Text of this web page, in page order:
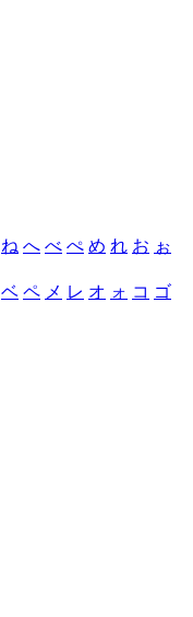
ね へ べ ぺ め れ お ぉ
ベ ペ メ レ オ ォ コ ゴ